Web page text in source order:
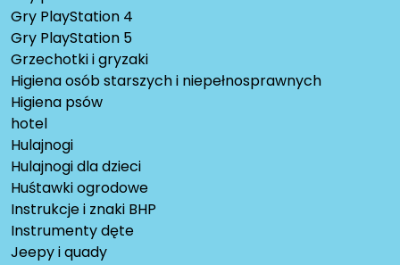
Gry PlayStation 4
Gry PlayStation 5
Grzechotki i gryzaki
Higiena osób starszych i niepełnosprawnych
Higiena psów
hotel
Hulajnogi
Hulajnogi dla dzieci
Huśtawki ogrodowe
Instrukcje i znaki BHP
Instrumenty dęte
Jeepy i quady